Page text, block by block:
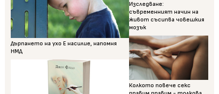
Дърпането на ухо Е насилие, напомня
НМД
Изследване:
съвременният начин на
живот съсипва човешкия
мозък
Колкото повече секс